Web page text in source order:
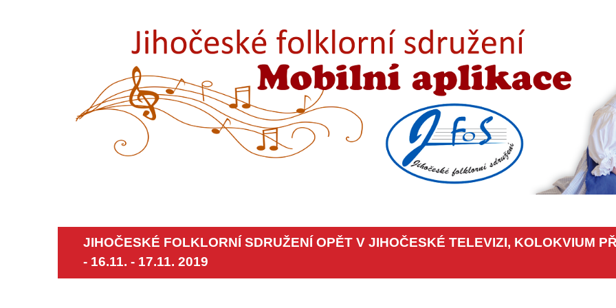
JIHOČESKÉ FOLKLORNÍ SDRUŽENÍ OPĚT V JIHOČESKÉ TELEVIZI, KOLOKVIUM
- 16.11. - 17.11. 2019